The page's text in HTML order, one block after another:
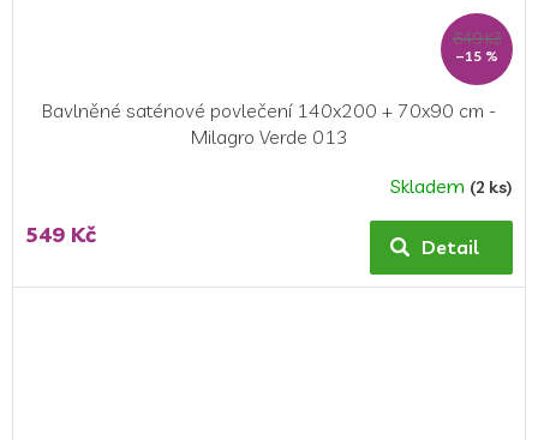
649 Kč
–15 %
Bavlněné saténové povlečení 140x200 + 70x90 cm -
Milagro Verde 013
produktu
Skladem (2 ks)
549 Kč Detail